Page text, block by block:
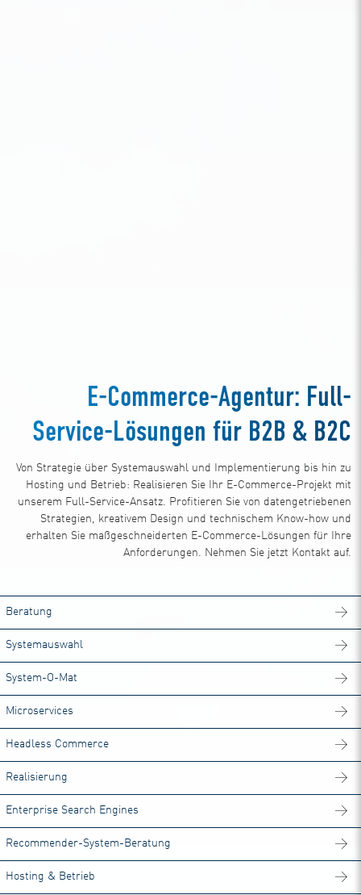
E-Commerce-Agentur: Full-
Service-Lösungen für B2B & B2C
Von Strategie über Systemauswahl und Implementierung bis hin zu
Hosting und Betrieb: Realisieren Sie Ihr E-Commerce-Projekt mit
unserem Full-Service-Ansatz. Profitieren Sie von datengetriebenen
Strategien, kreativem Design und technischem Know-how und
erhalten Sie maßgeschneiderten E-Commerce-Lösungen für Ihre
Anforderungen. Nehmen Sie jetzt Kontakt auf.
Hosting & Betrieb
Recommender-System-Beratung
Enterprise Search Engines
Realisierung
Headless Commerce
Microservices
System-O-Mat
Systemauswahl
Beratung